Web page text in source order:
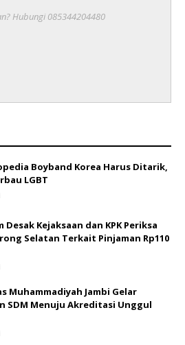
Hubungi 085344204480
Boyband Korea Harus Ditarik,
LGBT
Desak Kejaksaan dan KPK Periksa
Selatan Terkait Pinjaman Rp110
Muhammadiyah Jambi Gelar
SDM Menuju Akreditasi Unggul